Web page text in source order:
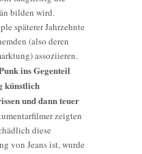
bilden wird.
späterer Jahrzehnte
(also deren
assoziieren.
ins Gegenteil
künstlich
und dann teuer
zeigten
diese
von Jeans ist, wurde